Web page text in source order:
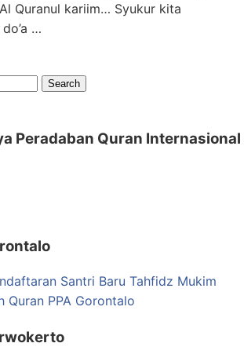
Quranul kariim… Syukur kita
…
Peradaban Quran Internasional